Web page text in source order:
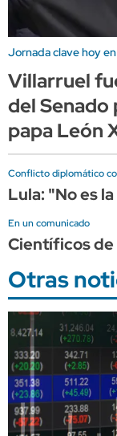
Jornada clave hoy
Villarruel
del Senado
papa León
Conflicto diplomático
Lula: "No es
En un comunicado
Científicos de
Otras